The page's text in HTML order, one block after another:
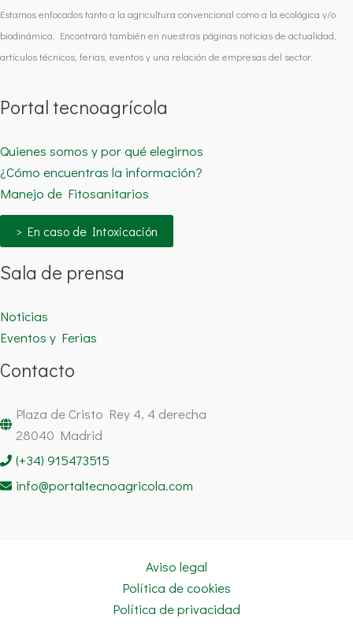
Estamos enfocados tanto a la agricultura convencional como a la ecológica y/o
biodinámica. Encontrará también en nuestras páginas noticias de actualidad,
artículos técnicos, ferias, eventos y una relación de empresas del sector.
Portal tecnoagrícola
Quienes somos y por qué elegirnos
¿Cómo encuentras la información?
Manejo de Fitosanitarios
> En caso de Intoxicación
Sala de prensa
Noticias
Eventos y Ferias
Contacto
Plaza de Cristo Rey 4, 4 derecha
28040 Madrid
(+34) 915473515
info@portaltecnoagricola.com
Aviso legal
Política de cookies
Política de privacidad